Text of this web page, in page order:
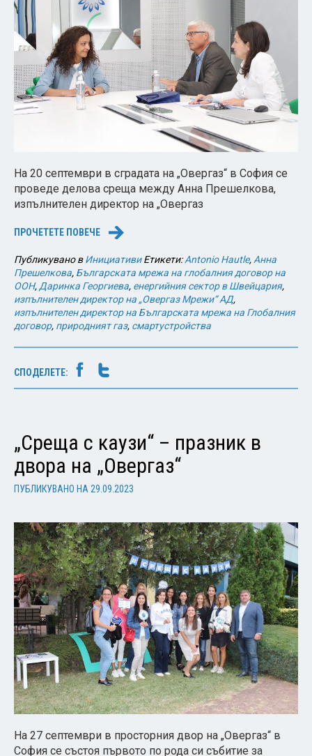
На 20 септември в сградата на „Овергаз“ в София се
проведе делова среща между Анна Прешелкова,
изпълнителен директор на „Овергаз
ПРОЧЕТЕТЕ ПОВЕЧЕ →
Публикувано вИнициативи Етикети:Antonio Hautle, Анна
Прешелкова, Българската мрежа на глобалния договор на
ООН, Даринка Георгиева, енергийния сектор в Швейцария,
изпълнителен директор на „Овергаз Мрежи“ АД,
изпълнителен директор на Българската мрежа на Глобалния
договор, природният газ, смартустройства
СПОДЕЛЕТЕ:
„Среща с каузи“ – празник в
двора на „Овергаз“
ПУБЛИКУВАНО НА 29.09.2023
На 27 септември в просторния двор на „Овергаз“ в
София се състоя първото по рода си събитие за